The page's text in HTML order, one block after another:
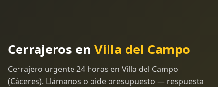
Cerrajeros en Villa del Campo
Cerrajero urgente 24 horas en Villa del Campo
(Cáceres). Llámanos o pide presupuesto — respuesta